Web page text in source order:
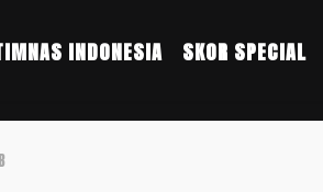
INDONESIA SKOR SPECIAL